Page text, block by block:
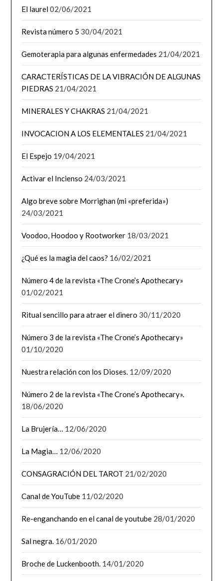
El laurel02/06/2021
Revista número 5 30/04/2021
Gemoterapia para algunas enfermedades 21/04/2021
CARACTERÍSTICAS DE LA VIBRACIÓN DE ALGUNAS
PIEDRAS 21/04/2021
MINERALES Y CHAKRAS 21/04/2021
INVOCACION A LOS ELEMENTALES 21/04/2021
El Espejo 19/04/2021
Activar el Incienso 24/03/2021
Algo breve sobre Morrighan (mi «preferida»)
24/03/2021
Voodoo, Hoodoo y Rootworker 18/03/2021
¿Qué es la magia del caos? 16/02/2021
Número 4 de la revista «The Crone’s Apothecary»
01/02/2021
Ritual sencillo para atraer el dinero 30/11/2020
Número 3 de la revista «The Crone’s Apothecary»
01/10/2020
Nuestra relación con los Dioses. 12/09/2020
Número 2 de la revista «The Crone’s Apothecary».
18/06/2020
La Brujería… 12/06/2020
La Magia… 12/06/2020
CONSAGRACIÓN DEL TAROT 21/02/2020
Canal de YouTube 11/02/2020
Re-enganchando en el canal de youtube 28/01/2020
Sal negra. 16/01/2020
Broche de Luckenbooth. 14/01/2020